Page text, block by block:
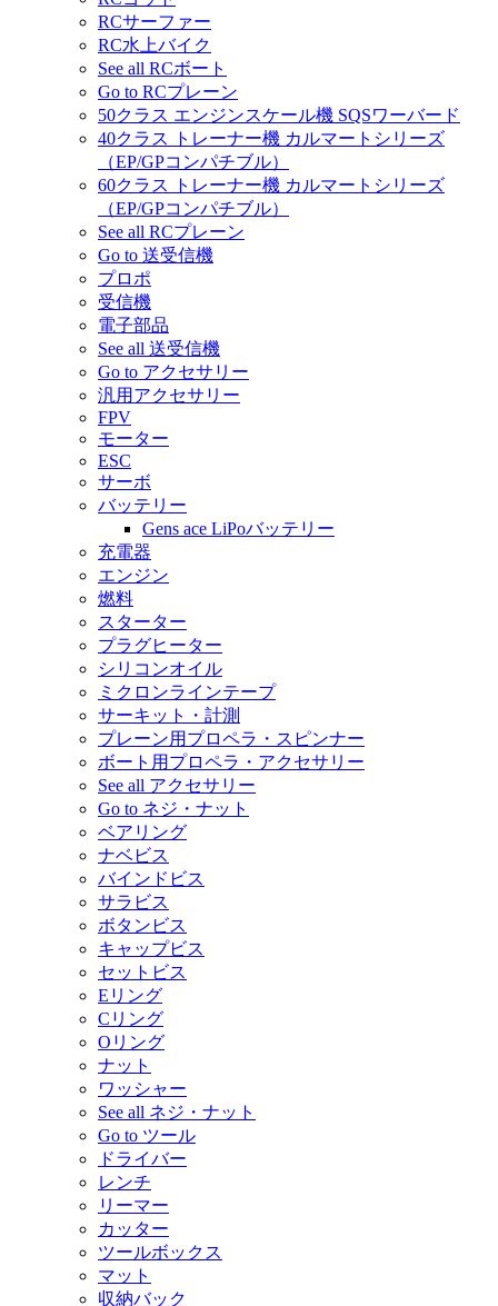
RCサーファー
RC水上バイク
See all RCボート
Go to RCプレーン
50クラス エンジンスケール機 SQSワーバード
40クラス トレーナー機 カルマートシリーズ
（EP/GPコンパチブル）
60クラス トレーナー機 カルマートシリーズ
（EP/GPコンパチブル）
See all RCプレーン
Go to 送受信機
プロポ
受信機
電子部品
See all 送受信機
Go to アクセサリー
汎用アクセサリー
FPV
モーター
ESC
サーボ
バッテリー
Gens ace LiPoバッテリー
充電器
エンジン
燃料
スターター
プラグヒーター
シリコンオイル
ミクロンラインテープ
サーキット・計測
プレーン用プロペラ・スピンナー
ボート用プロペラ・アクセサリー
See all アクセサリー
Go to ネジ・ナット
ベアリング
ナベビス
バインドビス
サラビス
ボタンビス
キャップビス
セットビス
Eリング
Cリング
Oリング
ナット
ワッシャー
See all ネジ・ナット
Go to ツール
ドライバー
レンチ
リーマー
カッター
ツールボックス
マット
収納バック